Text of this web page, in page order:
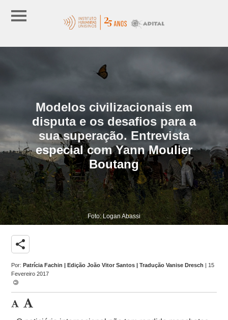
Modelos civilizacionais em
disputa e os desafios para a
sua superação. Entrevista
especial com Yann Moulier
Boutang
Foto: Logan Abassi
share
Por:Patrícia Fachin | Edição João Vitor Santos | Tradução Vanise Dresch | 15
Fevereiro 2017